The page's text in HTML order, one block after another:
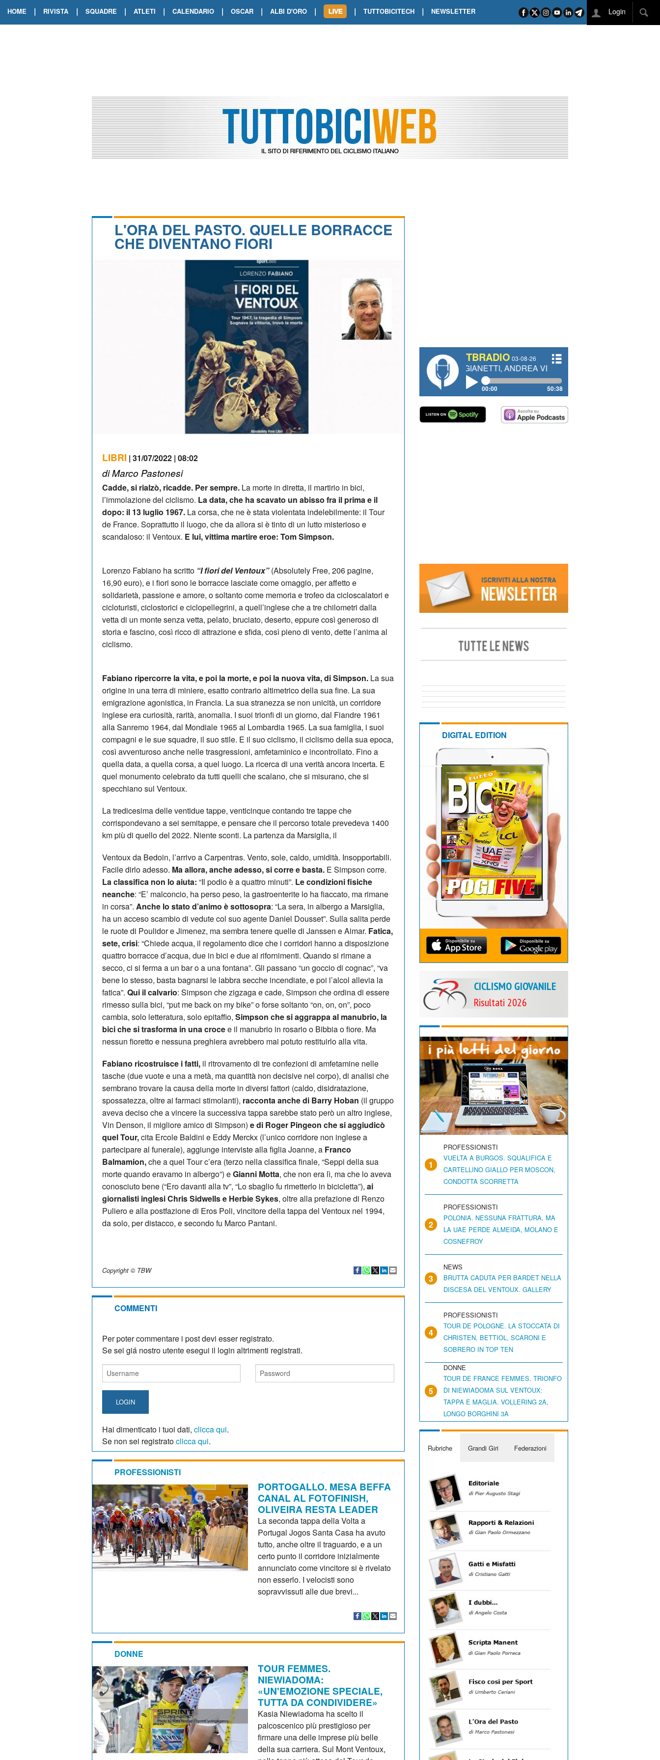
HOME | RIVISTA | SQUADRE | ATLETI | CALENDARIO | OSCAR | ALBI D'ORO |
TOUR DE FRANCE. ORCIERES-MERLETTE INCORONA CARAPAZ
TOUR DE FRANCE. A VOIRON TRIONFO DI PHILIPSEN SU SCHMID E KOOIJ
| TUTTOBICITECH | NEWSLETTER Login
L'ORA DEL PASTO. QUELLE BORRACCE
CHE DIVENTANO FIORI
LIBRI | 31/07/2022 | 08:02
di Marco Pastonesi
Cadde, si rialzò, ricadde. Per sempre. La morte in diretta, il martirio in bici,
l’immolazione del ciclismo. La data, che ha scavato un abisso fra il prima e il
dopo: il 13 luglio 1967. La corsa, che ne è stata violentata indelebilmente: il Tour
de France. Soprattutto il luogo, che da allora si è tinto di un lutto misterioso e
scandaloso: il Ventoux. E lui, vittima martire eroe: Tom Simpson.
Lorenzo Fabiano ha scritto “I fiori del Ventoux” (Absolutely Free, 206 pagine,
16,90 euro), e i fiori sono le borracce lasciate come omaggio, per affetto e
solidarietà, passione e amore, o soltanto come memoria e trofeo da cicloscalatori e
cicloturisti, ciclostorici e ciclopellegrini, a quell’inglese che a tre chilometri dalla
vetta di un monte senza vetta, pelato, bruciato, deserto, eppure così generoso di
storia e fascino, così ricco di attrazione e sfida, così pieno di vento, dette l’anima al
ciclismo.
Fabiano ripercorre la vita, e poi la morte, e poi la nuova vita, di Simpson. La sua
origine in una terra di miniere, esatto contrario altimetrico della sua fine. La sua
emigrazione agonistica, in Francia. La sua stranezza se non unicità, un corridore
inglese era curiosità, rarità, anomalia. I suoi trionfi di un giorno, dal Fiandre 1961
alla Sanremo 1964, dal Mondiale 1965 al Lombardia 1965. La sua famiglia, i suoi
compagni e le sue squadre, il suo stile. E il suo ciclismo, il ciclismo della sua epoca,
così avventuroso anche nelle trasgressioni, amfetaminico e incontrollato. Fino a
quella data, a quella corsa, a quel luogo. La ricerca di una verità ancora incerta. E
quel monumento celebrato da tutti quelli che scalano, che si misurano, che si
specchiano sul Ventoux.
La tredicesima delle ventidue tappe, venticinque contando tre tappe che
corrispondevano a sei semitappe, e pensare che il percorso totale prevedeva 1400
km più di quello del 2022. Niente sconti. La partenza da Marsiglia, il
Ventoux da Bedoin, l’arrivo a Carpentras. Vento, sole, caldo, umidità. Insopportabili.
Facile dirlo adesso. Ma allora, anche adesso, si corre e basta. E Simpson corre.
La classifica non lo aiuta: “Il podio è a quattro minuti”. Le condizioni fisiche
neanche: “E’ malconcio, ha perso peso, la gastroenterite lo ha fiaccato, ma rimane
in corsa”. Anche lo stato d’animo è sottosopra: “La sera, in albergo a Marsiglia,
ha un acceso scambio di vedute col suo agente Daniel Dousset”. Sulla salita perde
le ruote di Poulidor e Jimenez, ma sembra tenere quelle di Janssen e Aimar. Fatica,
sete, crisi: “Chiede acqua, il regolamento dice che i corridori hanno a disposizione
quattro borracce d’acqua, due in bici e due ai rifornimenti. Quando si rimane a
secco, ci si ferma a un bar o a una fontana”. Gli passano “un goccio di cognac”, “va
bene lo stesso, basta bagnarsi le labbra secche incendiate, e poi l’alcol allevia la
fatica”. Qui il calvario: Simpson che zigzaga e cade, Simpson che ordina di essere
rimesso sulla bici, “put me back on my bike” o forse soltanto “on, on, on”, poco
cambia, solo letteratura, solo epitaffio, Simpson che si aggrappa al manubrio, la
bici che si trasforma in una crocee il manubrio in rosario o Bibbia o fiore. Ma
nessun fioretto e nessuna preghiera avrebbero mai potuto restituirlo alla vita.
Fabiano ricostruisce i fatti, il ritrovamento di tre confezioni di amfetamine nelle
tasche (due vuote e una a metà, ma quantità non decisive nel corpo), di analisi che
sembrano trovare la causa della morte in diversi fattori (caldo, disidratazione,
spossatezza, oltre ai farmaci stimolanti), racconta anche di Barry Hoban (il gruppo
aveva deciso che a vincere la successiva tappa sarebbe stato però un altro inglese,
Vin Denson, il migliore amico di Simpson) e di Roger Pingeon che si aggiudicò
quel Tour,cita Ercole Baldini e Eddy Merckx (l’unico corridore non inglese a
partecipare al funerale), aggiunge interviste alla figlia Joanne, a Franco
Balmamion,che a quel Tour c’era (terzo nella classifica finale, “Seppi della sua
morte quando eravamo in albergo”) eGianni Motta, che non era lì, ma che lo aveva
conosciuto bene (“Ero davanti alla tv”, “Lo sbaglio fu rimetterlo in bicicletta”), ai
giornalisti inglesi Chris Sidwells e Herbie Sykes, oltre alla prefazione di Renzo
Puliero e alla postfazione di Eros Poli, vincitore della tappa del Ventoux nel 1994,
da solo, per distacco, e secondo fu Marco Pantani.
Copyright © TBW
COMMENTI
Per poter commentare i post devi esser registrato.
Se sei giá nostro utente esegui il login altrimenti registrati.
LOGIN
Hai dimenticato i tuoi dati, clicca qui.
Se non sei registratoclicca qui.
PROFESSIONISTI
PORTOGALLO. MESA BEFFA
CANAL AL FOTOFINISH,
OLIVEIRA RESTA LEADER
La seconda tappa della Volta a
Portugal Jogos Santa Casa ha avuto
tutto, anche oltre il traguardo, e a un
certo punto il corridore inizialmente
annunciato come vincitore si è rivelato
non esserlo. I velocisti sono
sopravvissuti alle due brevi...
DONNE
TOUR FEMMES.
NIEWIADOMA:
«UN'EMOZIONE SPECIALE,
TUTTA DA CONDIVIDERE»
Kasia Niewiadoma ha scelto il
palcoscenico più prestigioso per
firmare una delle imprese più belle
della sua carriera. Sul Mont Ventoux,
TBRADIO 03-08-26
#334 CHARLY WEGELIUS, MAURO GIANETTI, ANDREA VENDRAME, FILIPPO FIORELLI
00:00 50:38
DIGITAL EDITION
CICLISMO GIOVANILE
Risultati 2026
1
PROFESSIONISTI
VUELTA A BURGOS. SQUALIFICA E
CARTELLINO GIALLO PER MOSCON,
CONDOTTA SCORRETTA
2
PROFESSIONISTI
POLONIA. NESSUNA FRATTURA, MA
LA UAE PERDE ALMEIDA, MOLANO E
COSNEFROY
3
NEWS
BRUTTA CADUTA PER BARDET NELLA
DISCESA DEL VENTOUX. GALLERY
4
PROFESSIONISTI
TOUR DE POLOGNE. LA STOCCATA DI
CHRISTEN, BETTIOL, SCARONI E
SOBRERO IN TOP TEN
5
DONNE
TOUR DE FRANCE FEMMES. TRIONFO
DI NIEWIADOMA SUL VENTOUX:
TAPPA E MAGLIA. VOLLERING 2A,
LONGO BORGHINI 3A
Rubriche Grandi Giri Federazioni